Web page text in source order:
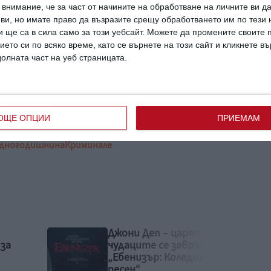
че за част от начините на обработване на личните ви
ви, но имате право да възразите срещу обработването им по тези
ще са в сила само за този уебсайт. Можете да промените своите
си по всяко време, като се върнете на този сайт и кликнете
част на уеб страницата.
ОПЦИИ ПРИЕМАМ
събития като Super Bowl и PlayStation.
да направя нещо с баща ми и
, призна Ела, която работи в сферата
годишнинаКриминале
с
„Тримата мускетари“
гостуват в Пловдив –
спектакъл, който не